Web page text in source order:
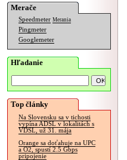
Merače
Speedmeter Merania
Pingmeter
Googlemeter
Hľadanie
Top články
Na Slovensku sa v tichosti
vypína ADSL v lokalitách s
VDSL, už 31. mája
Orange sa doťahuje na UPC
a O2, spustí 2.5 Gbps
pripojenie